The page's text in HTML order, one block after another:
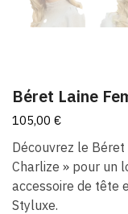
Béret Laine
105,00 €
Découvrez le Béret
Charlize » pour un
accessoire de tête
Styluxe.